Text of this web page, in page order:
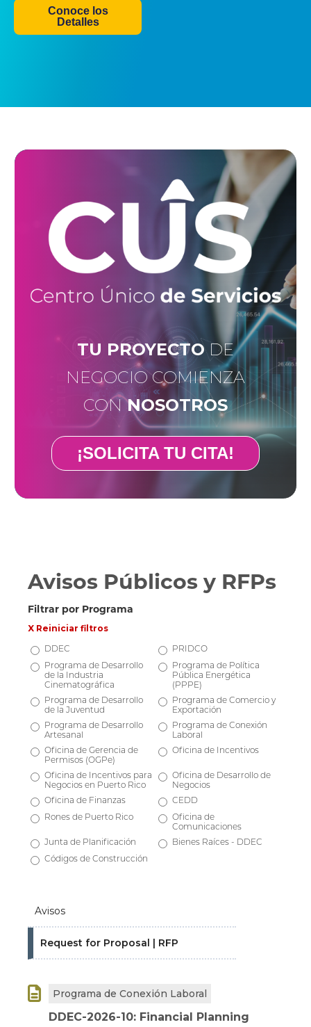
Conoce los
Detalles
TU PROYECTODE
NEGOCIO COMIENZA
CONNOSOTROS
¡SOLICITA TU CITA!
Avisos Públicos y RFPs
Filtrar por Programa
X Reiniciar filtros
DDEC
PRIDCO
Programa de Desarrollo
de la Industria
Cinematográfica
Programa de Política
Pública Energética
(PPPE)
Programa de Desarrollo
de la Juventud
Programa de Comercio y
Exportación
Programa de Desarrollo
Artesanal
Programa de Conexión
Laboral
Oficina de Gerencia de
Permisos (OGPe)
Oficina de Incentivos
Oficina de Incentivos para
Negocios en Puerto Rico
Oficina de Desarrollo de
Negocios
Oficina de Finanzas
CEDD
Rones de Puerto Rico
Oficina de
Comunicaciones
Junta de Planificación
Bienes Raíces - DDEC
Códigos de Construcción
Avisos
Request for Proposal | RFP
 Programa de Conexión Laboral
DDEC-2026-10: Financial Planning